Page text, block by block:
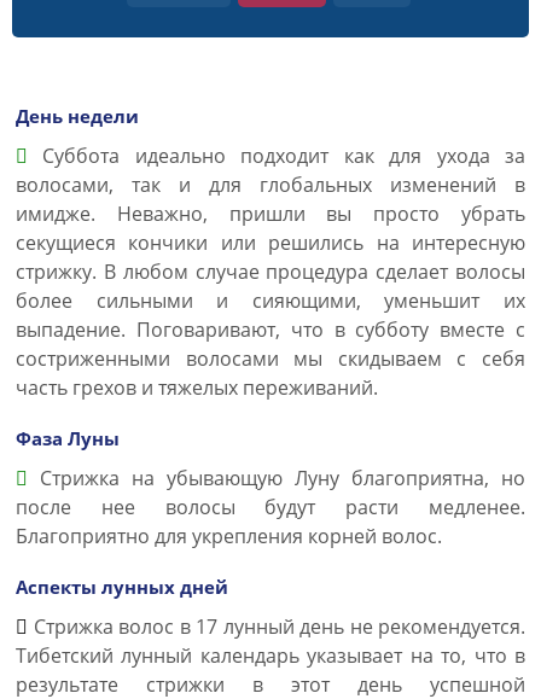
День недели
Суббота идеально подходит как для ухода за
волосами, так и для глобальных изменений в
имидже. Неважно, пришли вы просто убрать
секущиеся кончики или решились на интересную
стрижку. В любом случае процедура сделает волосы
более сильными и сияющими, уменьшит их
выпадение. Поговаривают, что в субботу вместе с
состриженными волосами мы скидываем с себя
часть грехов и тяжелых переживаний.
Фаза Луны
Стрижка на убывающую Луну благоприятна, но
после нее волосы будут расти медленее.
Благоприятно для укрепления корней волос.
Аспекты лунных дней
Стрижка волос в 17 лунный день не рекомендуется.
Тибетский лунный календарь указывает на то, что в
результате стрижки в этот день успешной